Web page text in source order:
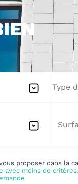
Type
proposer dans la
avec moins de critères.